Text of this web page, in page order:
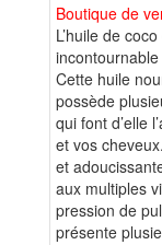
Boutique de
L’huile de
Cette huile
possède
qui font d’elle
et vos
et
aux multiples
pression de
présente